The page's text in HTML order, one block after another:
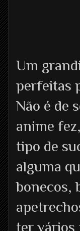
Um
perfeitas
Não é de
anime
tipo de
alguma
bonecos,
ter vários